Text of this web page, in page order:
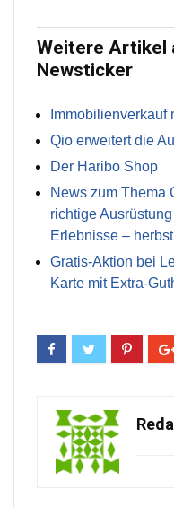
Weitere Artikel
Newsticker
Immobilienverkauf
Qio erweitert die
Der Haribo Shop
News zum Thema
richtige
Erlebnisse –
Gratis-Aktion bei
Karte mit Extra-